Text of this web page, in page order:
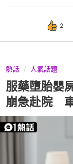
2
熱話 人氣話題
服藥墮胎嬰
崩急赴院